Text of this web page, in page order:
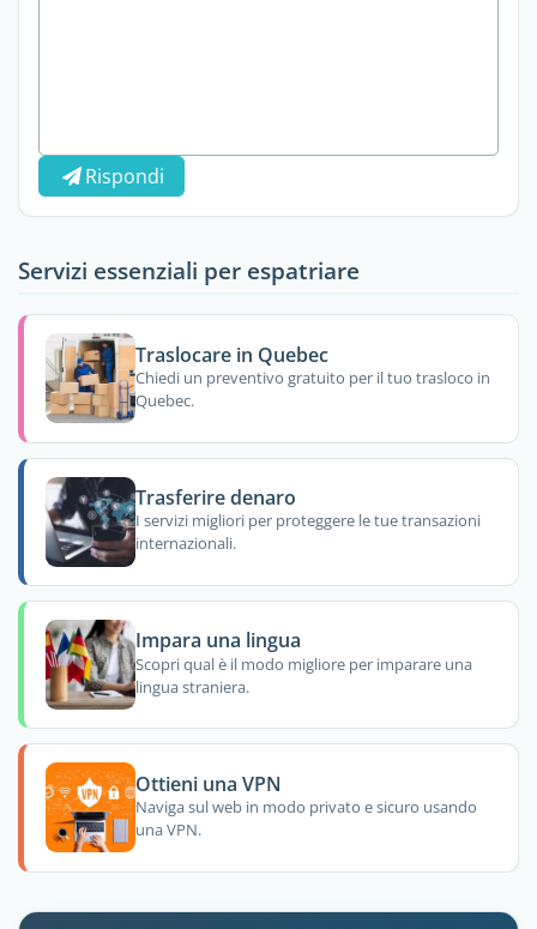
Rispondi
Servizi essenziali per espatriare
Traslocare in Quebec
Chiedi un preventivo gratuito per il tuo trasloco in
Quebec.
Trasferire denaro
I servizi migliori per proteggere le tue transazioni
internazionali.
Impara una lingua
Scopri qual è il modo migliore per imparare una
lingua straniera.
Ottieni una VPN
Naviga sul web in modo privato e sicuro usando
una VPN.